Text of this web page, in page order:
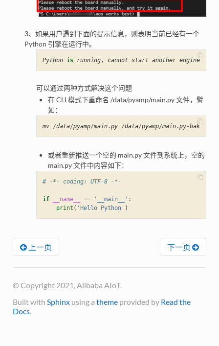
3、如果用户遇到下面的提示信息，则表明当前已经有一个
Python 引擎在运行中。
Python is running, cannot start another engine
可以通过两种方式解决这个问题
在 CLI 模式下重命名 /data/pyamp/main.py 文件，譬
如：
mv /data/pyamp/main.py /data/pyamp/main.py-bak
或者重新推送一个空的 main.py 文件到系统上，空的
main.py 文件中内容如下：
# -*- coding: UTF-8 -*-
if __name__ == '__main__' :
print ( 'Hello Python' )
下一页
上一页
© Copyright 2021, Alibaba AIoT.
Built with Sphinxusing a themeprovided by Read the
Docs.